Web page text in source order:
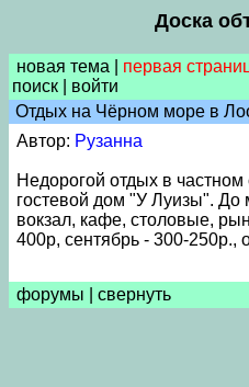
Доска
новая тема первая
поиск
войти
Отдых на Чёрном море в
Автор: Рузанна
Недорогой отдых в
гостевой дом "У Луизы". До
вокзал, кафе, столовые,
400р, сентябрь - 300-250р.,
форумы свернуть